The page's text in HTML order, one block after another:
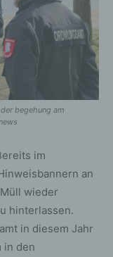
begehung am
im
an
wieder
hinterlassen.
in diesem Jahr
in den